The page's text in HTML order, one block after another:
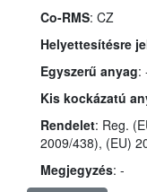
Co-RMS: CZ
Helyettesítésre
Egyszerű anyag:
Kis kockázatú
Rendelet: Reg.
2009/438), (EU)
Megjegyzés: -